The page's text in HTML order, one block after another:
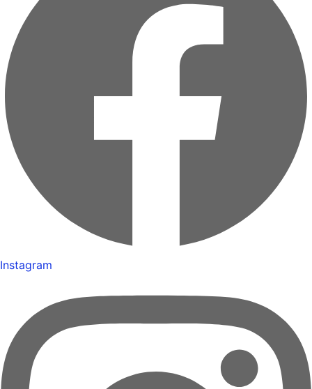
Instagram